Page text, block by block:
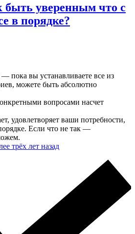
быть уверенным что с
в порядке?
пока вы устанавливаете все из
можете быть абсолютно
вопросами насчет
удовлетворяет ваши потребности,
Если что не так —
трёх лет назад